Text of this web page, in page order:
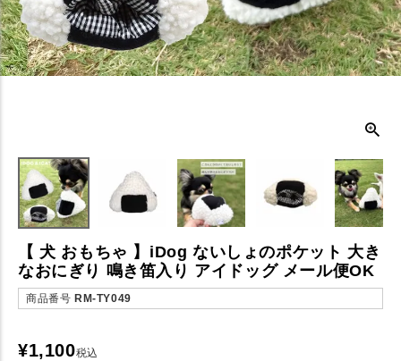
【 犬 おもちゃ 】iDog ないしょのポケット 大き
なおにぎり 鳴き笛入り アイドッグ メール便OK
商品番号 RM-TY049
¥1,100税込